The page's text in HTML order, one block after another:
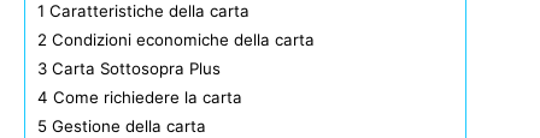
1 Caratteristiche della carta
2 Condizioni economiche della carta
3 Carta Sottosopra Plus
4 Come richiedere la carta
5 Gestione della carta